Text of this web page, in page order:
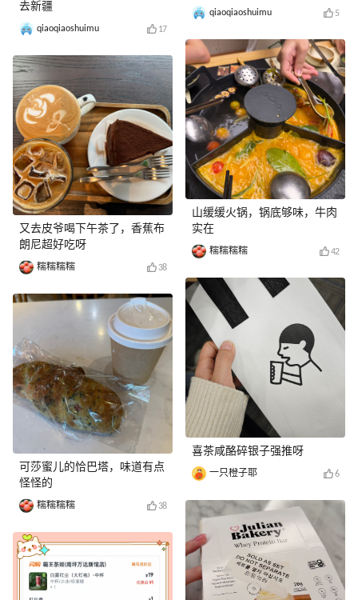
去新疆
qiaoqiaoshuimu 17
又去皮爷喝下午茶了，香蕉布
朗尼超好吃呀
糯糯糯糯 38
可莎蜜儿的恰巴塔，味道有点
怪怪的
糯糯糯糯 38
qiaoqiaoshuimu 5
山缓缓火锅，锅底够味，牛肉
实在
糯糯糯糯 42
喜茶咸酪碎银子强推呀
一只橙子耶 6